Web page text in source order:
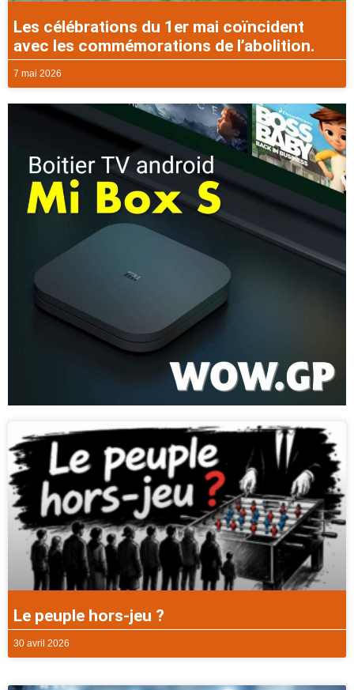
Les célébrations du 1er mai coïncident
avec les commémorations de l’abolition.
7 mai 2026
Le peuple hors-jeu ?
30 avril 2026